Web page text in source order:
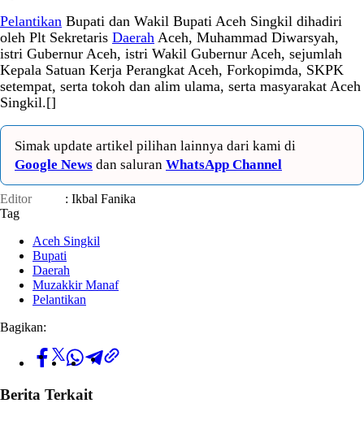
Pelantikan Bupati dan Wakil Bupati Aceh Singkil dihadiri
oleh Plt Sekretaris Daerah Aceh, Muhammad Diwarsyah,
istri Gubernur Aceh, istri Wakil Gubernur Aceh, sejumlah
Kepala Satuan Kerja Perangkat Aceh, Forkopimda, SKPK
setempat, serta tokoh dan alim ulama, serta masyarakat Aceh
Singkil.[]
Simak update artikel pilihan lainnya dari kami di
Google News dan saluran WhatsApp Channel
Editor
: Ikbal Fanika
Tag
Aceh Singkil
Bupati
Daerah
Muzakkir Manaf
Pelantikan
Bagikan:
Berita Terkait